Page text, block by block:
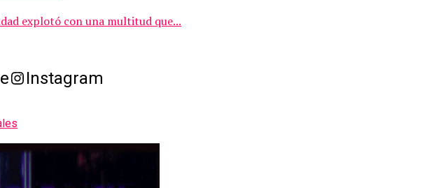
explotó con una multitud que...
Instagram